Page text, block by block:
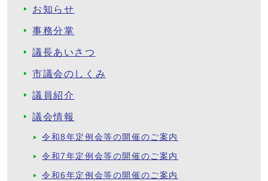
お知らせ
事務分掌
議長あいさつ
市議会のしくみ
議員紹介
議会情報
令和8年定例会等の開催のご案内
令和7年定例会等の開催のご案内
令和6年定例会等の開催のご案内